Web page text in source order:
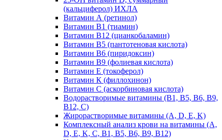
(кальциферол) ИХЛА
Витамин А (ретинол)
Витамин В1 (тиамин)
Витамин В12 (цианкобаламин)
Витамин В5 (пантотеновая кислота)
Витамин В6 (пиридоксин)
Витамин В9 (фолиевая кислота)
Витамин Е (токоферол)
Витамин К (филлохинон)
Витамин С (аскорбиновая кислота)
Водорастворимые витамины (B1, B5, B6, В9,
В12, С)
Жирорастворимые витамины (A, D, E, K)
Комплексный анализ крови на витамины (A,
D, E, K, C, B1, B5, B6, В9, B12)